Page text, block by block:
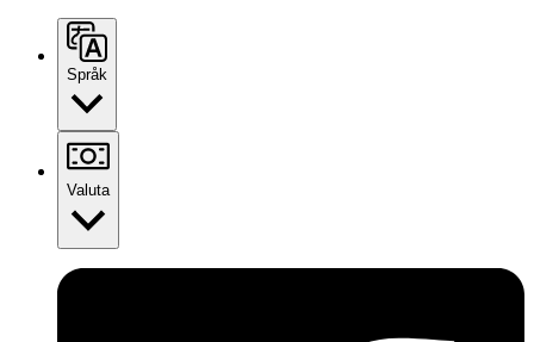
Språk
Valuta